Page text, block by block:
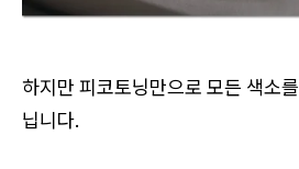
하지만 피코토닝만으로 모든 색소
닙니다.